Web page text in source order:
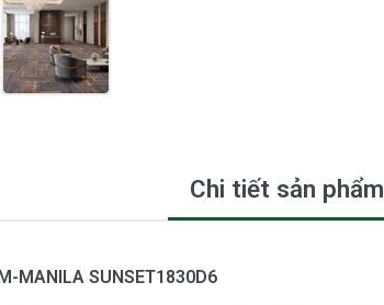
Chi tiết sản phẩm
MANILA SUNSET1830D6